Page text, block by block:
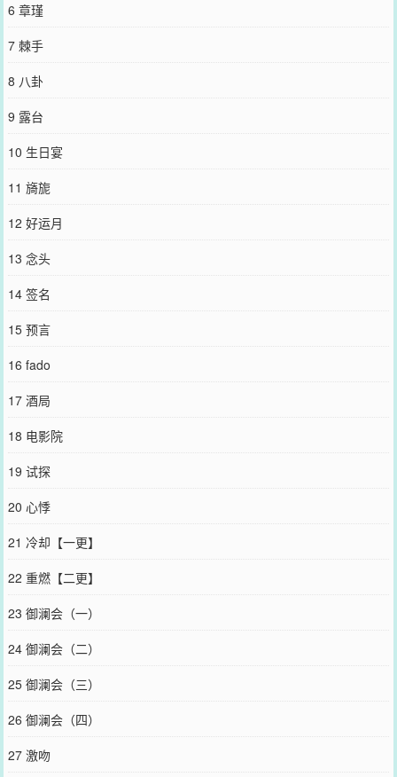
6 章瑾
7 棘手
8 八卦
9 露台
10 生日宴
11 旖旎
12 好运月
13 念头
14 签名
15 预言
16 fado
17 酒局
18 电影院
19 试探
20 心悸
21 冷却【一更】
22 重燃【二更】
23 御澜会（一）
24 御澜会（二）
25 御澜会（三）
26 御澜会（四）
27 激吻